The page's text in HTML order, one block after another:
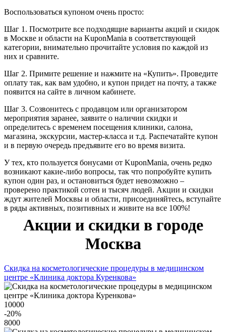
Воспользоваться купоном очень просто:
Шаг 1. Посмотрите все подходящие варианты акций и скидок
в Москве и области на KuponMania в соответствующей
категории, внимательно прочитайте условия по каждой из
них и сравните.
Шаг 2. Примите решение и нажмите на «Купить». Проведите
оплату так, как вам удобно, и купон придет на почту, а также
появится на сайте в личном кабинете.
Шаг 3. Созвонитесь с продавцом или организатором
мероприятия заранее, заявите о наличии скидки и
определитесь с временем посещения клиники, салона,
магазина, экскурсии, мастер-класса и т.д. Распечатайте купон
и в первую очередь предъявите его во время визита.
У тех, кто пользуется бонусами от KuponMania, очень редко
возникают какие-либо вопросы, так что попробуйте купить
купон один раз, и остановиться будет невозможно –
проверено практикой сотен и тысяч людей. Акции и скидки
ждут жителей Москвы и области, присоединяйтесь, вступайте
в ряды активных, позитивных и живите на все 100%!
Акции и скидки в городе
Москва
Скидка на косметологические процедуры в медицинском
центре «Клиника доктора Куренкова»
10000
-20%
8000